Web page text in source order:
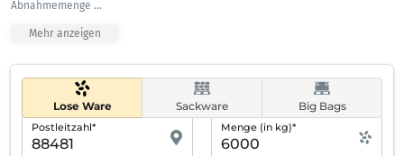
Abnahmemenge ...
Mehr anzeigen
Lose Ware Sackware Big Bags
Postleitzahl* Menge (in kg)*